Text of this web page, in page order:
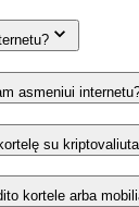
asmeniui
su
kortele arba